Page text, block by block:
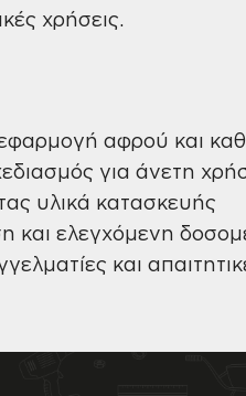
χρήσεις.
αφρού και
για άνετη
υλικά κατασκευής
και ελεγχόμενη
και